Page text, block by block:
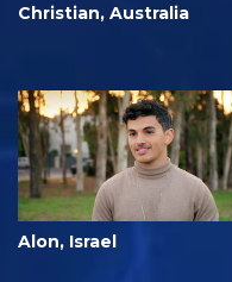
Christian, Australia
Alon, Israel